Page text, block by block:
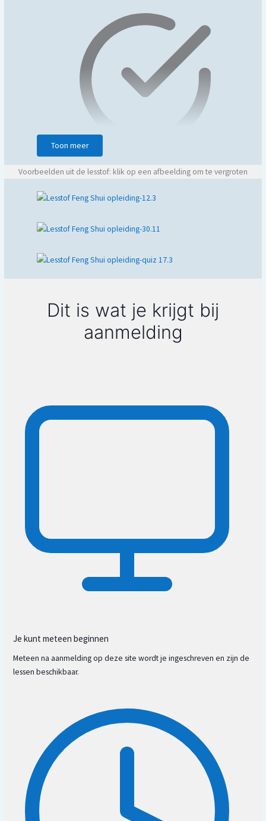
De chi-energieën
Toon meer
Voorbeelden uit de lesstof: klik op een afbeelding om te vergroten
Dit is wat je krijgt bij
aanmelding
Je kunt meteen beginnen
Meteen na aanmelding op deze site wordt je ingeschreven en zijn de
lessen beschikbaar.